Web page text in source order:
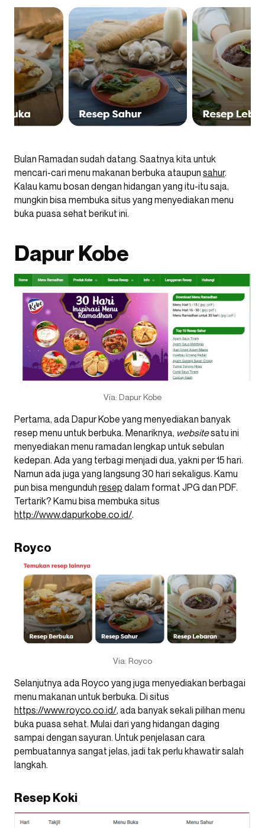
Bulan Ramadan sudah datang. Saatnya kita untuk
mencari-cari menu makanan berbuka ataupun sahur.
Kalau kamu bosan dengan hidangan yang itu-itu saja,
mungkin bisa membuka situs yang menyediakan menu
buka puasa sehat berikut ini.
Dapur Kobe
Via: Dapur Kobe
Pertama, ada Dapur Kobe yang menyediakan banyak
resep menu untuk berbuka. Menariknya, websitesatu ini
menyediakan menu ramadan lengkap untuk sebulan
kedepan. Ada yang terbagi menjadi dua, yakni per 15 hari.
Namun ada juga yang langsung 30 hari sekaligus. Kamu
pun bisa mengunduh resep dalam format JPG dan PDF.
Tertarik? Kamu bisa membuka situs
http://www.dapurkobe.co.id/.
Royco
Via: Royco
Selanjutnya ada Royco yang juga menyediakan berbagai
menu makanan untuk berbuka. Di situs
https://www.royco.co.id/, ada banyak sekali pilihan menu
buka puasa sehat. Mulai dari yang hidangan daging
sampai dengan sayuran. Untuk penjelasan cara
pembuatannya sangat jelas, jadi tak perlu khawatir salah
langkah.
Resep Koki